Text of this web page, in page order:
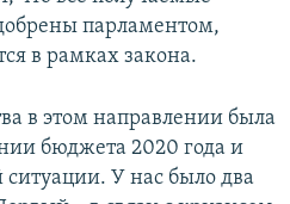
парламентом,
в рамках закона.
в этом направлении была
бюджета 2020 года и
У нас было два